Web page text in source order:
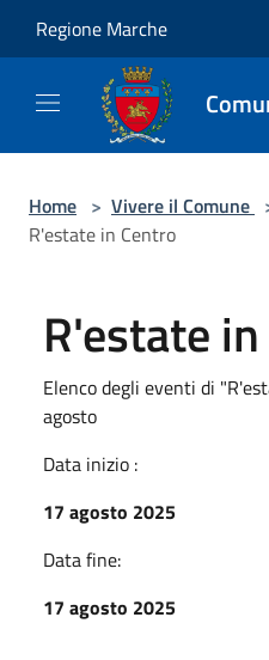
Regione Marche
Home > Vivere il Comune
R'estate in Centro
R'estate
Elenco degli eventi di
agosto
Data inizio :
17 agosto 2025
Data fine:
17 agosto 2025